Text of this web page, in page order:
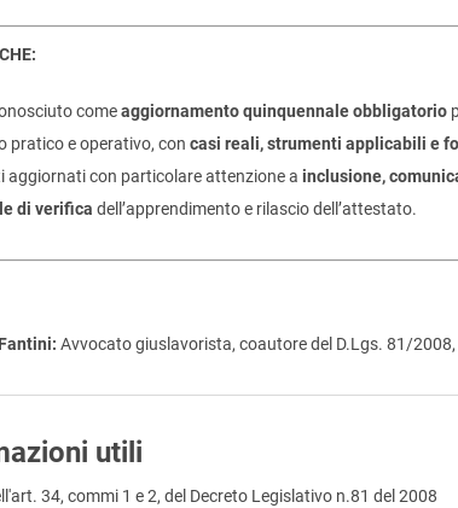
comeaggiornamento quinquennale obbligatorio
pratico e operativo, con casi reali, strumenti applicabili e
aggiornati con particolare attenzione a inclusione,
di verifica dell’apprendimento e rilascio dell’attestato.
Avvocato giuslavorista, coautore del D.Lgs. 81/
utili
34, commi 1 e 2, del Decreto Legislativo n.81 del 2008